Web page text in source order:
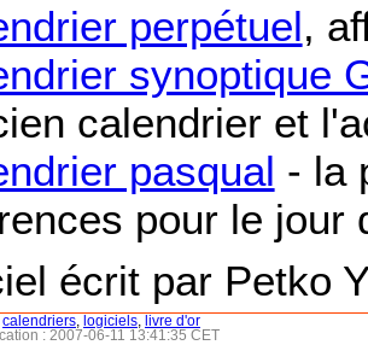
perpétuel,
synoptique
calendrier et
pasqual - la
pour le jour
écrit par Petko
calendriers logiciels
livre d'or
: 2007-06-11 13:41:35 CET